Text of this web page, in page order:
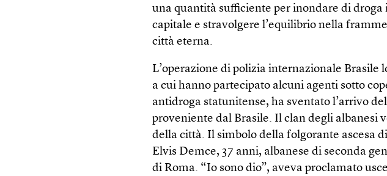
una quantità sufficiente per inondare di
capitale e stravolgere l’equilibrio nella
città eterna.
L’operazione di polizia internazionale Brasile
a cui hanno partecipato alcuni agenti sotto
antidroga statunitense, ha sventato l’arrivo
proveniente dal Brasile. Il clan degli albanesi
della città. Il simbolo della folgorante ascesa
Elvis Demce, 37 anni, albanese di seconda
di Roma. “Io sono dio”, aveva proclamato